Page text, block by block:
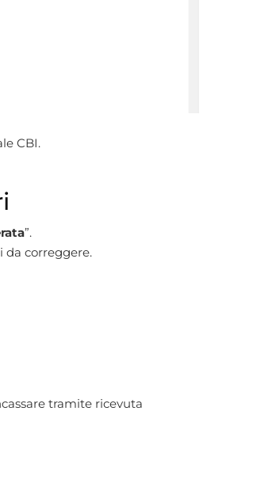
CBI.
”.
da correggere.
tramite ricevuta